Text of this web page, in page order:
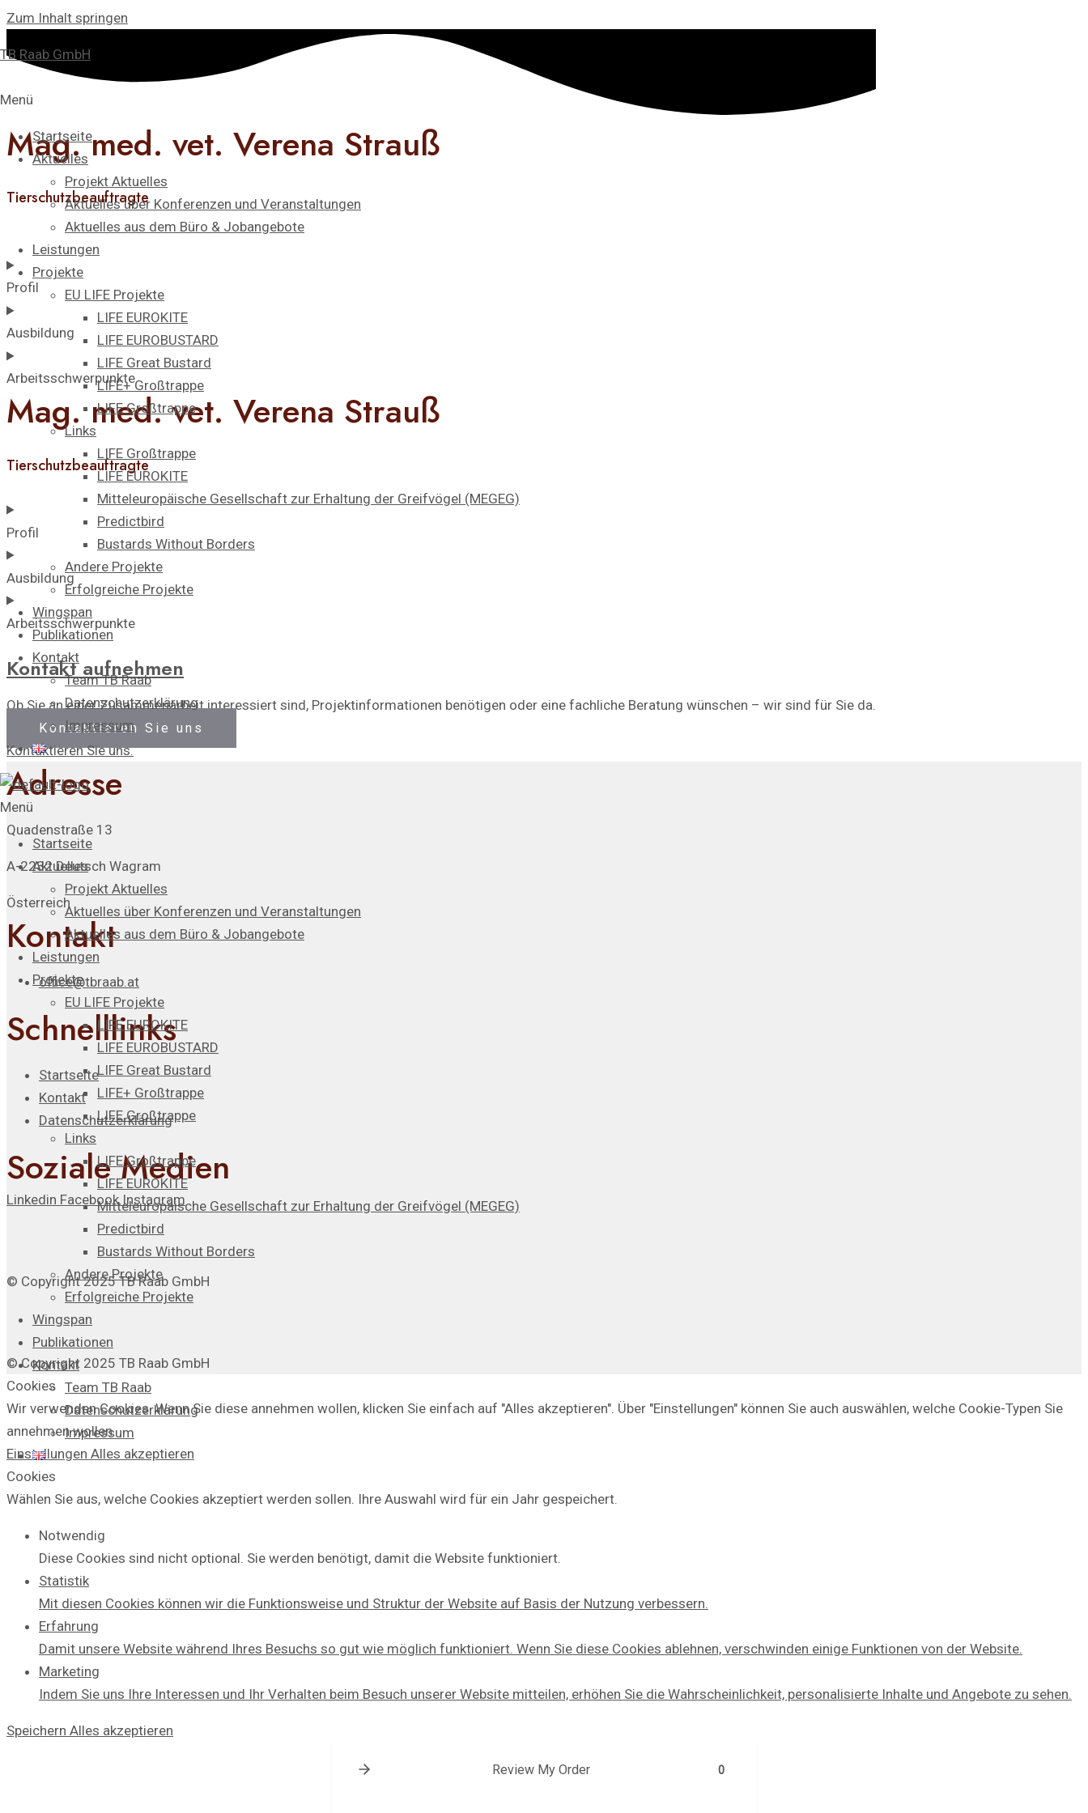
Zum Inhalt springen
TB Raab GmbH
Menü
Startseite
Aktuelles
Projekt Aktuelles
Aktuelles über Konferenzen und Veranstaltungen
Aktuelles aus dem Büro & Jobangebote
Leistungen
Projekte
EU LIFE Projekte
LIFE EUROKITE
LIFE EUROBUSTARD
LIFE Great Bustard​
LIFE+ Großtrappe
LIFE Großtrappe
Links
LIFE Großtrappe
LIFE EUROKITE
Mitteleuropäische Gesellschaft zur Erhaltung der Greifvögel (MEGEG)
Predictbird
Bustards Without Borders
Andere Projekte
Erfolgreiche Projekte
Wingspan
Publikationen
Kontakt
Team TB Raab
Datenschutzerklärung
Impressum
Menü
Startseite
Aktuelles
Projekt Aktuelles
Aktuelles über Konferenzen und Veranstaltungen
Aktuelles aus dem Büro & Jobangebote
Leistungen
Projekte
EU LIFE Projekte
LIFE EUROKITE
LIFE EUROBUSTARD
LIFE Great Bustard​
LIFE+ Großtrappe
LIFE Großtrappe
Links
LIFE Großtrappe
LIFE EUROKITE
Mitteleuropäische Gesellschaft zur Erhaltung der Greifvögel (MEGEG)
Predictbird
Bustards Without Borders
Andere Projekte
Erfolgreiche Projekte
Wingspan
Publikationen
Kontakt
Team TB Raab
Datenschutzerklärung
Impressum
Mag. med. vet. Verena Strauß
Tierschutzbeauftragte
Profil
Ausbildung
Arbeitsschwerpunkte
Mag. med. vet. Verena Strauß
Tierschutzbeauftragte
Profil
Ausbildung
Arbeitsschwerpunkte
Kontakt aufnehmen
Ob Sie an einer Zusammenarbeit interessiert sind, Projektinformationen benötigen oder eine fachliche Beratung wünschen – wir sind für Sie da.
Kontaktieren Sie uns
Kontaktieren Sie uns.
Adresse
Quadenstraße 13
A-2232 Deutsch Wagram
Österreich
Kontakt
office@tbraab.at
Schnelllinks
Startseite
Kontakt
Datenschutzerklärung
Soziale Medien
Linkedin Facebook Instagram
© Copyright 2025 TB Raab GmbH
© Copyright 2025 TB Raab GmbH
Cookies
Wir verwenden Cookies. Wenn Sie diese annehmen wollen, klicken Sie einfach auf "Alles akzeptieren". Über "Einstellungen" können Sie auch auswählen, welche Cookie-Typen Sie
annehmen wollen.
Einstellungen Alles akzeptieren
Cookies
Wählen Sie aus, welche Cookies akzeptiert werden sollen. Ihre Auswahl wird für ein Jahr gespeichert.
Notwendig
Diese Cookies sind nicht optional. Sie werden benötigt, damit die Website funktioniert.
Statistik
Mit diesen Cookies können wir die Funktionsweise und Struktur der Website auf Basis der Nutzung verbessern.
Erfahrung
Damit unsere Website während Ihres Besuchs so gut wie möglich funktioniert. Wenn Sie diese Cookies ablehnen, verschwinden einige Funktionen von der Website.
Marketing
Indem Sie uns Ihre Interessen und Ihr Verhalten beim Besuch unserer Website mitteilen, erhöhen Sie die Wahrscheinlichkeit, personalisierte Inhalte und Angebote zu sehen.
Speichern Alles akzeptieren
Review My Order 0